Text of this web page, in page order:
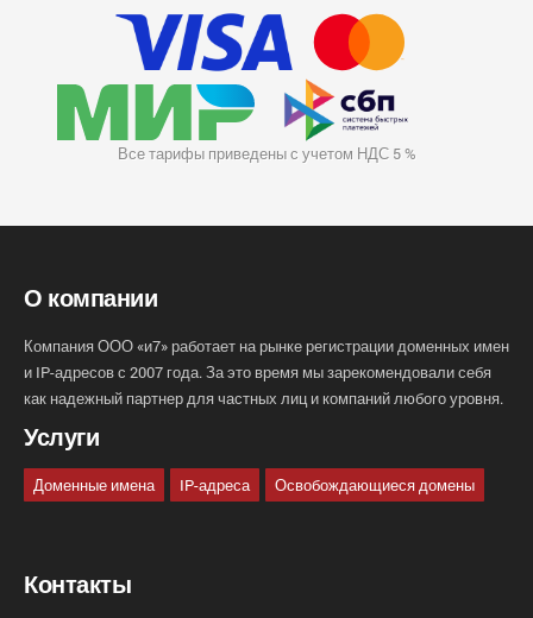
Все тарифы приведены с учетом НДС 5 %
О компании
Компания ООО «и7» работает на рынке регистрации доменных имен
и IP-адресов с 2007 года. За это время мы зарекомендовали себя
как надежный партнер для частных лиц и компаний любого уровня.
Услуги
Доменные имена IP-адреса Освобождающиеся домены
Контакты